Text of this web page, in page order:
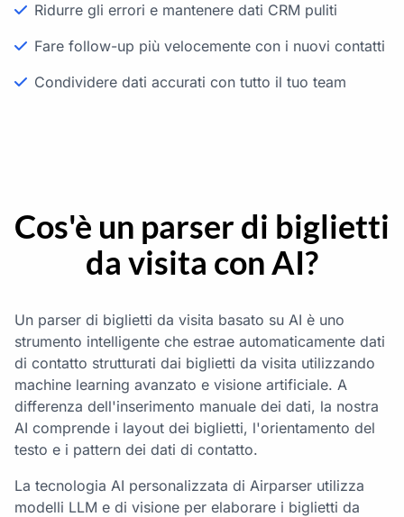
Ridurre gli errori e mantenere dati CRM puliti
Fare follow-up più velocemente con i nuovi contatti
Condividere dati accurati con tutto il tuo team
Cos'è un parser di biglietti
da visita con AI?
Un parser di biglietti da visita basato su AI è uno
strumento intelligente che estrae automaticamente dati
di contatto strutturati dai biglietti da visita utilizzando
machine learning avanzato e visione artificiale. A
differenza dell'inserimento manuale dei dati, la nostra
AI comprende i layout dei biglietti, l'orientamento del
testo e i pattern dei dati di contatto.
La tecnologia AI personalizzata di Airparser utilizza
modelli LLM e di visione per elaborare i biglietti da